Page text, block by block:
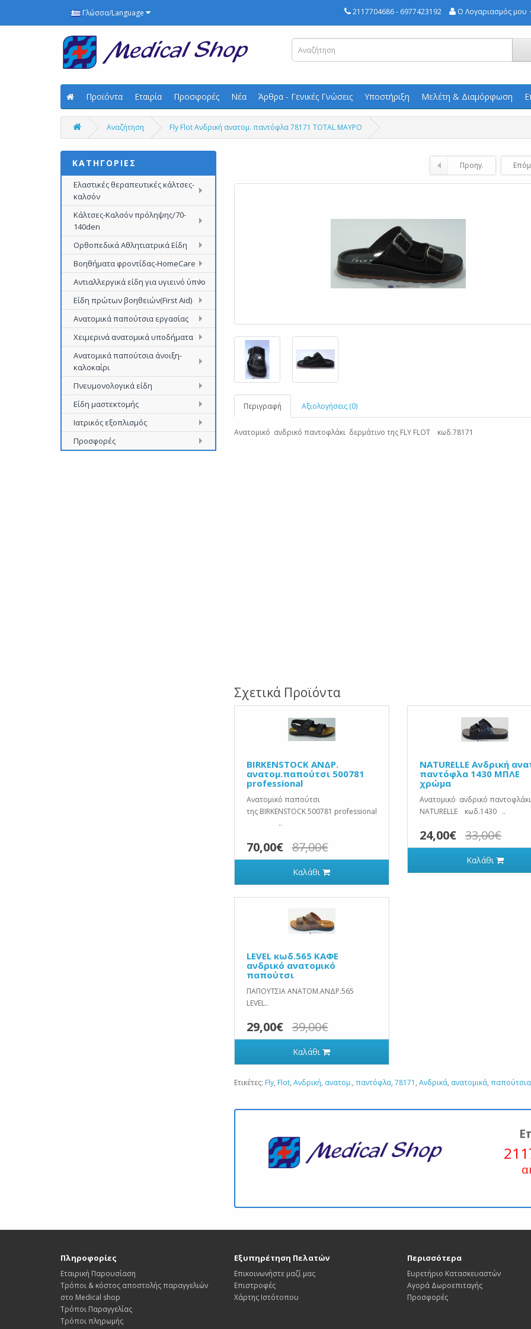
Γλώσσα/Language 2117704686 - 6977423192 Ο Λογαριασμός μου
Προϊόντα Εταιρία Προσφορές Νέα Άρθρα - Γενικές Γνώσεις Υποστήριξη Μελέτη & Διαμόρφωση
Αναζήτηση Fly Flot Ανδρική ανατομ. παντόφλα 78171 TOTAL ΜΑΥΡΟ
ΚΑΤΗΓΟΡΙΕΣ
Ελαστικές θεραπευτικές κάλτσες-
καλσόν
Κάλτσες-Καλσόν πρόληψης/70-
140den
Ορθοπεδικά Αθλητιατρικά Είδη
Βοηθήματα φροντίδας-HomeCare
Αντιαλλεργικά είδη για υγιεινό ύπνο
Είδη πρώτων βοηθειών(First Aid)
Ανατομικά παπούτσια εργασίας
Χειμερινά ανατομικά υποδήματα
Ανατομικά παπούτσια άνοιξη-
καλοκαίρι
Πνευμονολογικά είδη
Είδη μαστεκτομής
Ιατρικός εξοπλισμός
Προσφορές
Προηγ.
Περιγραφή Αξιολογήσεις (0)
Ανατομικό ανδρικό παντοφλάκι δερμάτινο της FLY FLOT κωδ.78171
Σχετικά Προϊόντα
BIRKENSTOCK ΑΝΔΡ.
ανατομ.παπούτσι 500781
professional
Ανατομικό παπούτσι
της BIRKENSTOCK 500781 professional
..
70,00€ 87,00€
Καλάθι
NATURELLE Ανδρική
παντόφλα 1430 ΜΠΛΕ
χρώμα
Ανατομικό ανδρικό
NATURELLE κωδ.1430 ..
24,00€ 33,00€
Καλάθι
LEVEL κωδ.565 ΚΑΦΕ
ανδρικό ανατομικό
παπούτσι
ΠΑΠΟΥΤΣΙΑ ΑΝΑΤΟΜ.ΑΝΔΡ.565
LEVEL..
29,00€ 39,00€
Καλάθι
Ετικέτες: Fly, Flot, Ανδρική, ανατομ., παντόφλα, 78171 , Ανδρικά, ανατομικά, παπούτσια
Πληροφορίες
Εταιρική Παρουσίαση
Τρόποι & κόστος αποστολής παραγγελιών
στο Medical shop
Τρόποι Παραγγελίας
Τρόποι πληρωμής
Εξυπηρέτηση Πελατών
Επικοινωνήστε μαζί μας
Επιστροφές
Χάρτης Ιστότοπου
Περισσότερα
Ευρετήριο Κατασκευαστών
Αγορά Δωροεπιταγής
Προσφορές